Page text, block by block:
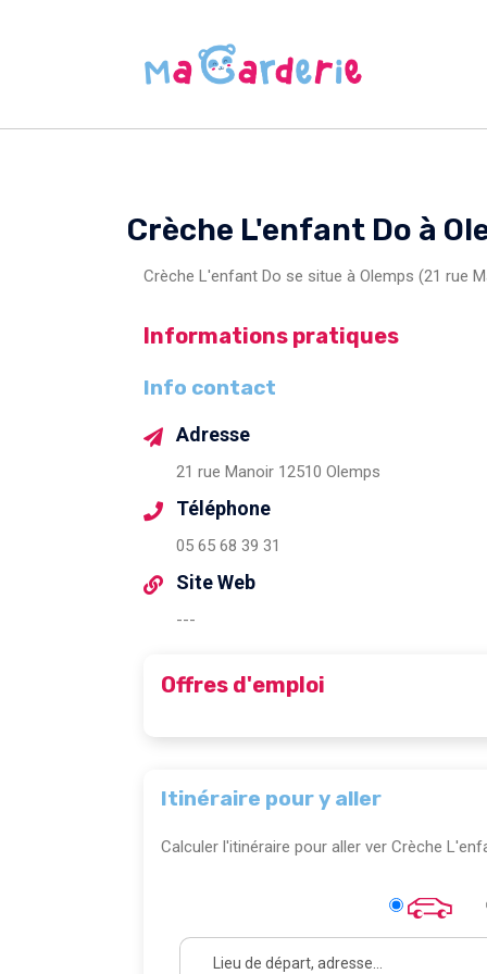
Crèche L'enfant Do à
Crèche L'enfant Do se situe à Olemps (21 rue
Informations pratiques
Info contact
Adresse
21 rue Manoir 12510 Olemps
Téléphone
05 65 68 39 31
Site Web
---
Offres d'emploi
Itinéraire pour y aller
Calculer l'itinéraire pour aller ver Crèche